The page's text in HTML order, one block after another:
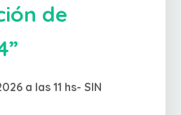
de
a las 11 hs- SIN